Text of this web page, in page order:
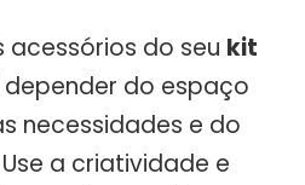
do seu kit
do espaço
necessidades e do
a criatividade e